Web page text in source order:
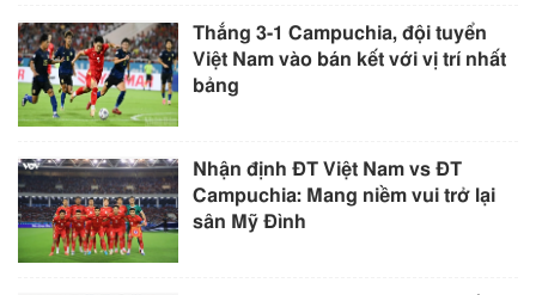
Thắng 3-1 Campuchia, đội tuyển
Việt Nam vào bán kết với vị trí nhất
bảng
Nhận định ĐT Việt Nam vs ĐT
Campuchia: Mang niềm vui trở lại
sân Mỹ Đình